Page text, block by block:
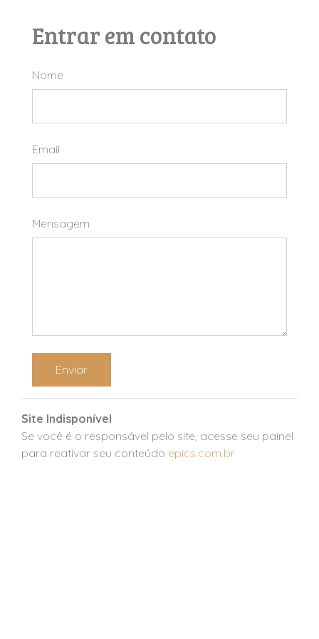
Entrar em contato
Nome
Email
Mensagem
Enviar
Site Indisponível
Se você é o responsável pelo site, acesse seu painel
para reativar seu conteúdo epics.com.br